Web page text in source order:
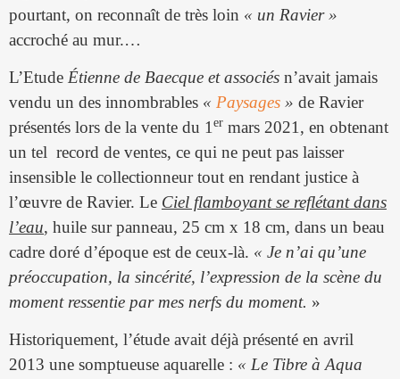
pourtant, on reconnaît de très loin « un Ravier »
accroché au mur.…
L’Etude Étienne de Baecque et associés n’avait jamais
vendu un des innombrables « Paysages » de Ravier
présentés lors de la vente du 1 er mars 2021, en obtenant
un tel record de ventes, ce qui ne peut pas laisser
insensible le collectionneur tout en rendant justice à
l’œuvre de Ravier. Le Ciel flamboyant se reflétant dans
l’eau, huile sur panneau, 25 cm x 18 cm, dans un beau
cadre doré d’époque est de ceux-là. « Je n’ai qu’une
préoccupation, la sincérité, l’expression de la scène du
moment ressentie par mes nerfs du moment. »
Historiquement, l’étude avait déjà présenté en avril
2013 une somptueuse aquarelle : « Le Tibre à Aqua